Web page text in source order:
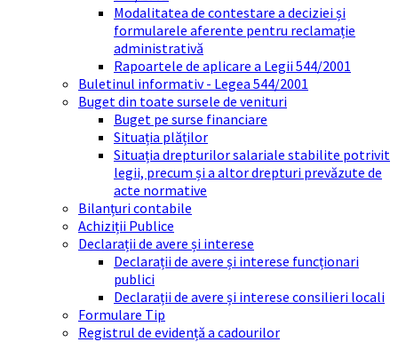
Modalitatea de contestare a deciziei și
formularele aferente pentru reclamație
administrativă
Rapoartele de aplicare a Legii 544/2001
Buletinul informativ - Legea 544/2001
Buget din toate sursele de venituri
Buget pe surse financiare
Situația plăților
Situația drepturilor salariale stabilite potrivit
legii, precum și a altor drepturi prevăzute de
acte normative
Bilanțuri contabile
Achiziții Publice
Declarații de avere și interese
Declarații de avere și interese funcționari
publici
Declarații de avere și interese consilieri locali
Formulare Tip
Registrul de evidență a cadourilor